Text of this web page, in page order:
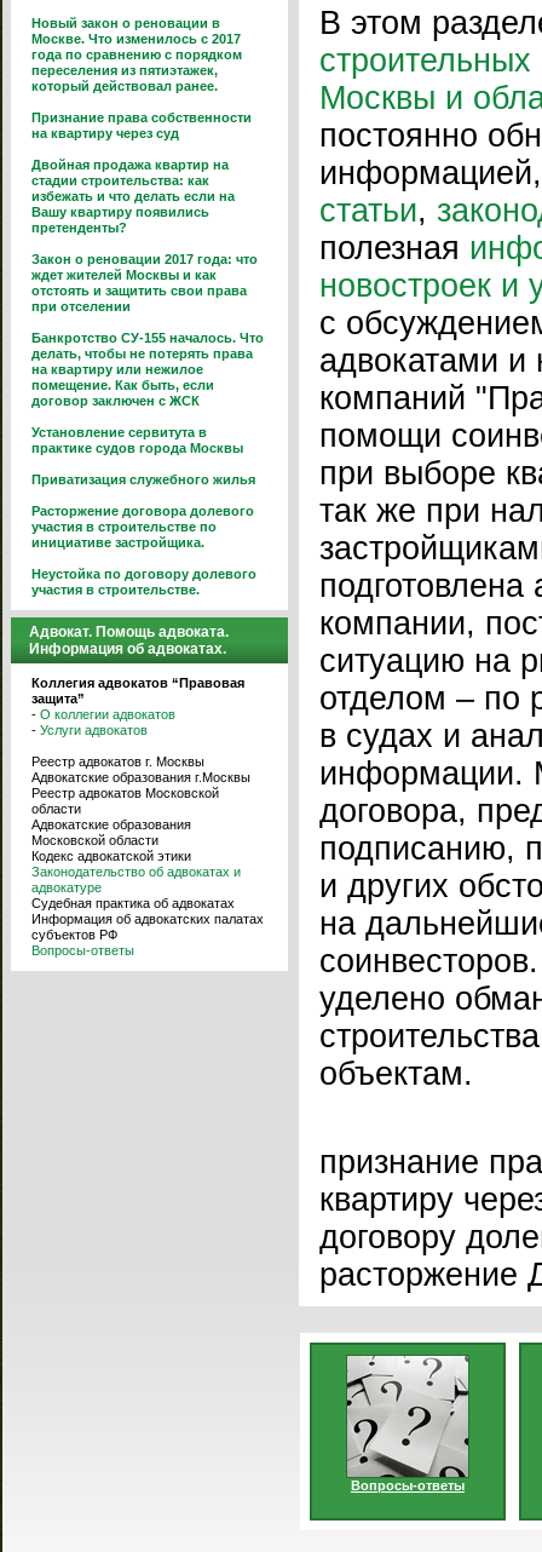
Новый закон о реновации в
Москве. Что изменилось с 2017
года по сравнению с порядком
переселения из пятиэтажек,
который действовал ранее.
Признание права собственности
на квартиру через суд
Двойная продажа квартир на
стадии строительства: как
избежать и что делать если на
Вашу квартиру появились
претенденты?
Закон о реновации 2017 года: что
ждет жителей Москвы и как
отстоять и защитить свои права
при отселении
Банкротство СУ-155 началось. Что
делать, чтобы не потерять права
на квартиру или нежилое
помещение. Как быть, если
договор заключен с ЖСК
Установление сервитута в
практике судов города Москвы
Приватизация служебного жилья
Расторжение договора долевого
участия в строительстве по
инициативе застройщика.
Неустойка по договору долевого
участия в строительстве.
Адвокат. Помощь адвоката.
Информация об адвокатах.
Коллегия адвокатов “Правовая
защита”
- О коллегии адвокатов
- Услуги адвокатов
Реестр адвокатов г. Москвы
Адвокатские образования г.Москвы
Реестр адвокатов Московской
области
Адвокатские образования
Московской области
Кодекс адвокатской этики
Законодательство об адвокатах и
адвокатуре
Судебная практика об адвокатах
Информация об адвокатских палатах
субъектов РФ
Вопросы-ответы
В этом
Москвы и
постоянно
статьи,
полезная
новостроек и
с
адвокатами и
компаний
помощи
при выборе
так же при
компании,
ситуацию на
отделом – по
в судах и
информации.
договора,
подписанию,
и других
на
уделено
объектам.
признание
квартиру
договору
расторжение
Вопросы-ответы